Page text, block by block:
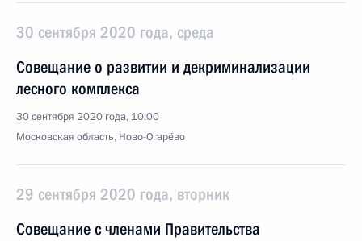
30 сентября 2020 года, среда
Совещание о развитии и декриминализации
лесного комплекса
30 сентября 2020 года, 10:00
Московская область, Ново-Огарёво
29 сентября 2020 года, вторник
Совещание с членами Правительства